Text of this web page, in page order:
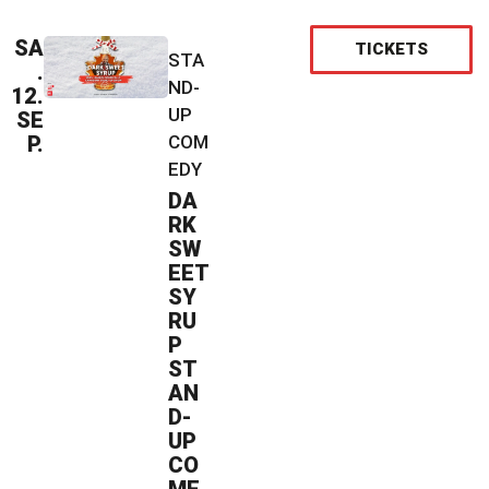
SA
.
12.
SE
P.
STA
ND-
UP
COM
EDY
DA
RK
SW
EET
SY
RU
P
ST
AN
D-
UP
CO
TICKETS